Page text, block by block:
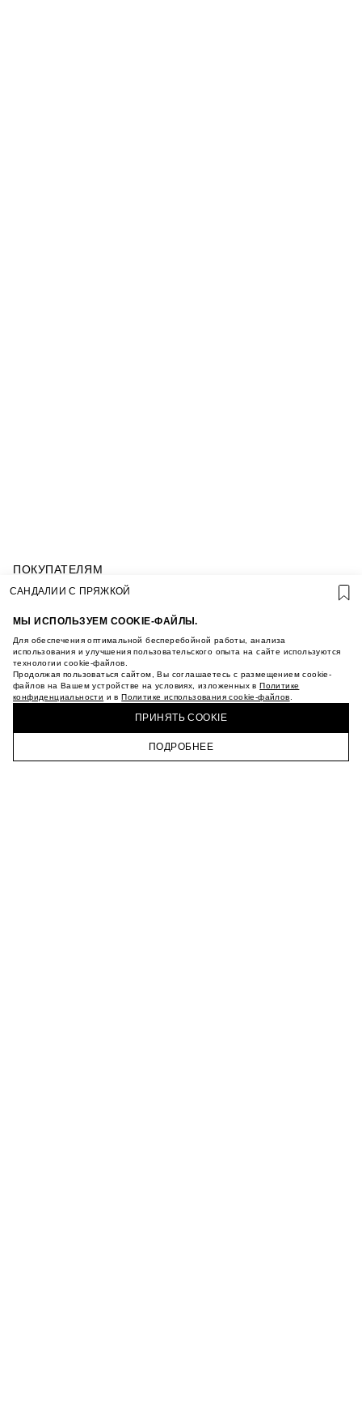
МЫ ИСПОЛЬЗУЕМ COOKIE-ФАЙЛЫ.
Для обеспечения оптимальной бесперебойной работы, анализа
использования и улучшения пользовательского опыта на сайте используются
технологии cookie-файлов.
Продолжая пользоваться сайтом, Вы соглашаетесь с размещением cookie-
файлов на Вашем устройстве на условиях, изложенных вПолитике
конфиденциальности и вПолитике использования cookie-файлов
ПРИНЯТЬ COOKIE
ПОДРОБНЕЕ
ГЛАВНАЯ КАТАЛОГ КОРЗИНА ПРОФИЛЬ
ПОКУПАТЕЛЯМ
УСЛОВИЯ ИСПОЛЬЗОВАНИЯ ПОДАРОЧНЫХ
ПОЛИТИКА КОНФИДЕНЦИАЛЬНОСТИ
УСЛОВИЯ ПОКУПКИ
О НАС
МАГАЗИНЫ
КАРЬЕРА
ТЕЛЕГРАМ
ПОДПИСАТЬСЯ НА НОВОСТИ
САНДАЛИИ С ПРЯЖКОЙ
КУПИТЬ + ПОЛУЧИТЬ В МАГАЗИНЕ MAAG